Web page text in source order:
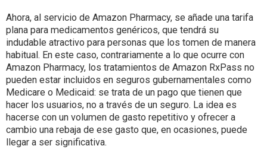
Ahora, al servicio de Amazon Pharmacy, se añade una tarifa
plana para medicamentos genéricos, que tendrá su
indudable atractivo para personas que los tomen de manera
habitual. En este caso, contrariamente a lo que ocurre con
Amazon Pharmacy, los tratamientos de Amazon RxPass no
pueden estar incluidos en seguros gubernamentales como
Medicare o Medicaid: se trata de un pago que tienen que
hacer los usuarios, no a través de un seguro. La idea es
hacerse con un volumen de gasto repetitivo y ofrecer a
cambio una rebaja de ese gasto que, en ocasiones, puede
llegar a ser significativa.